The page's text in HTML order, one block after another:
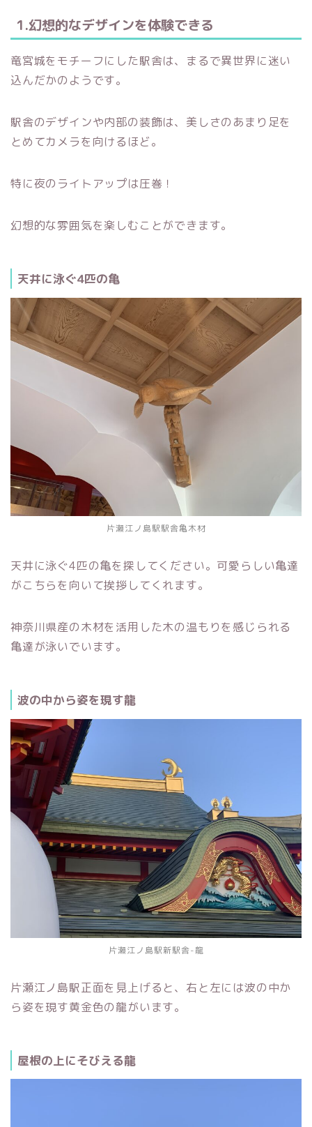
1.幻想的なデザインを体験できる
竜宮城をモチーフにした駅舎は、まるで異世界に迷い
込んだかのようです。
駅舎のデザインや内部の装飾は、美しさのあまり足を
とめてカメラを向けるほど。
特に夜のライトアップは圧巻！
幻想的な雰囲気を楽しむことができます。
天井に泳ぐ4匹の亀
片瀬江ノ島駅駅舎亀木材
天井に泳ぐ4匹の亀を探してください。可愛らしい亀達
がこちらを向いて挨拶してくれます。
神奈川県産の木材を活用した木の温もりを感じられる
亀達が泳いでいます。
波の中から姿を現す龍
片瀬江ノ島駅新駅舎-龍
片瀬江ノ島駅正面を見上げると、右と左には波の中か
ら姿を現す黄金色の龍がいます。
屋根の上にそびえる龍